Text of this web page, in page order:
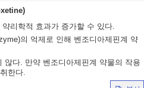
리학적 효과가 증가할 수 있다.
의 억제로 인해 벤조디아제핀계 약
다. 만약 벤조디아제핀계 약물의 작용
한다.